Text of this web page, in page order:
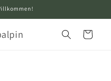
Warenkorb